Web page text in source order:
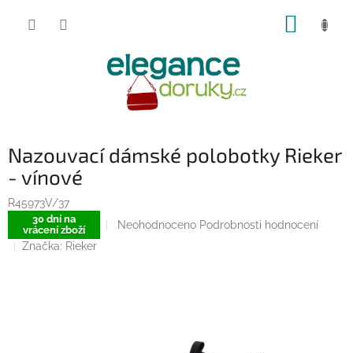
Nazouvací dámské polobotky Rieker
- vínové
R45973V/37
30 dní na
vrácení zboží
Průměrné
Neohodnoceno Podrobnosti hodnocení
Značka: Rieker